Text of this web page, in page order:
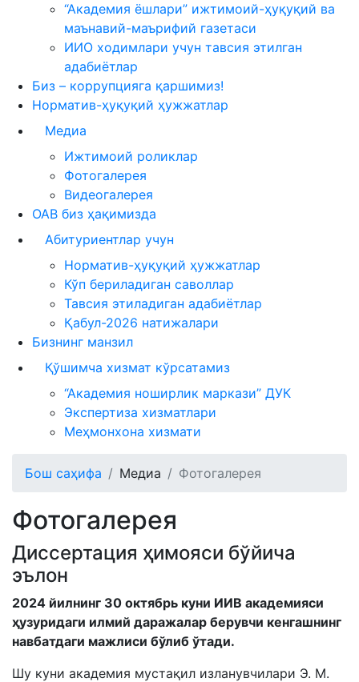
“Академия ёшлари” ижтимоий-ҳуқуқий ва
маънавий-маърифий газетаси
ИИО ходимлари учун тавсия этилган
адабиётлар
Биз – коррупцияга қаршимиз!
Норматив-ҳуқуқий ҳужжатлар
Медиа
Ижтимоий роликлар
Фотогалерея
Видеогалерея
ОАВ биз ҳақимизда
Абитуриентлар учун
Норматив-ҳуқуқий ҳужжатлар
Кўп бериладиган саволлар
Тавсия этиладиган адабиётлар
Қабул-2026 натижалари
Бизнинг манзил
Қўшимча хизмат кўрсатамиз
“Академия ноширлик маркази” ДУК
Экспертиза хизматлари
Меҳмонхона хизмати
Бош саҳифа Медиа Фотогалерея
Фотогалерея
Диссертация ҳимояси бўйича
эълон
2024 йилнинг 30 октябрь куни ИИВ академияси
ҳузуридаги илмий даражалар берувчи кенгашнинг
навбатдаги мажлиси бўлиб ўтади.
Шу куни академия мустақил изланувчилари Э. М.